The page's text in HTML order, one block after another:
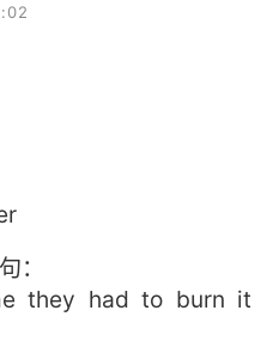
：
they had to burn it